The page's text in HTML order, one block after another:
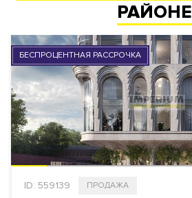
РАЙОНЕ
БЕСПРОЦЕНТНАЯ РАССРОЧКА
ID: 559139 ПРОДАЖА